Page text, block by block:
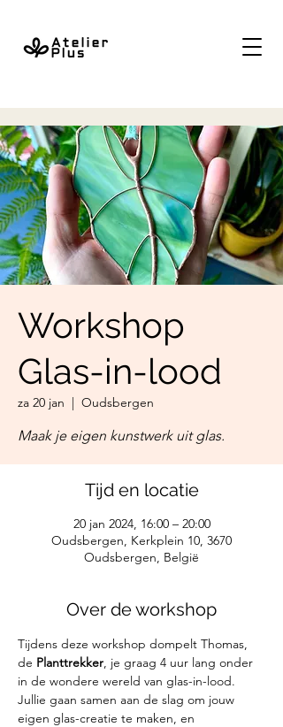
Workshop
Glas-in-lood
za 20 jan
  |
Oudsbergen
Maak je eigen kunstwerk uit glas.
Tijd en locatie
20 jan 2024, 16:00 – 20:00
Oudsbergen, Kerkplein 10, 3670
Oudsbergen, België
Over de workshop
Tijdens deze workshop dompelt Thomas,
de Planttrekker, je graag 4 uur lang onder
in de wondere wereld van glas-in-lood.
Jullie gaan samen aan de slag om jouw
eigen glas-creatie te maken, en